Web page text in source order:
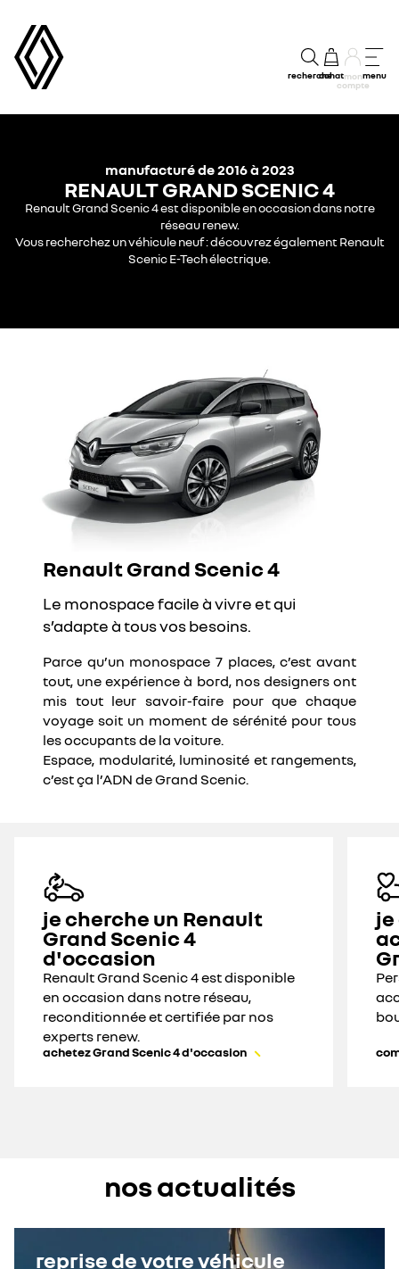
rechercheachatmon
compte
menu
manufacturé de 2016 à 2023
RENAULT GRAND SCENIC 4
Renault Grand Scenic 4 est disponible en occasion dans notre
réseau renew.
Vous recherchez un véhicule neuf : découvrez également Renault
Scenic E-Tech électrique.
Renault Grand Scenic 4
Le monospace facile à vivre et qui
s’adapte à tous vos besoins.
Parce qu’un monospace 7 places, c’est avant
tout, une expérience à bord, nos designers ont
mis tout leur savoir-faire pour que chaque
voyage soit un moment de sérénité pour tous
les occupants de la voiture.
Espace, modularité, luminosité et rangements,
c’est ça l’ADN de Grand Scenic.
je cherche un Renault
Grand Scenic 4
d'occasion
Renault Grand Scenic 4 est disponible
en occasion dans notre réseau,
reconditionnée et certifiée par nos
experts renew.
achetez Grand Scenic 4 d'occasion
je
nos actualités
reprise de votre véhicule